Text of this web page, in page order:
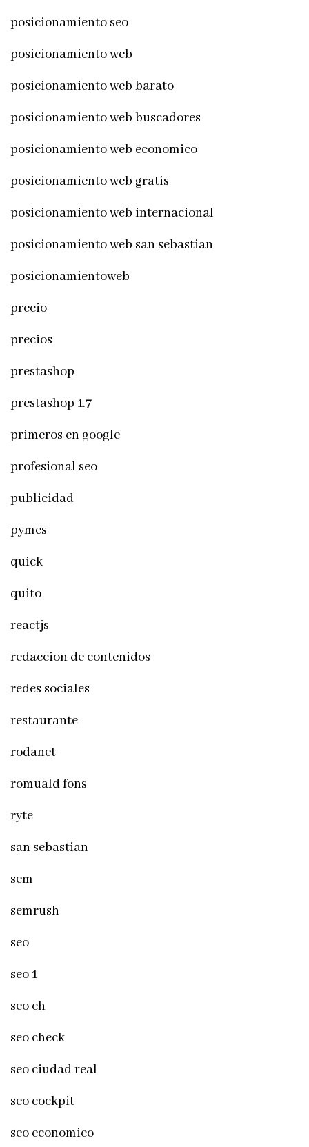
posicionamiento seo
posicionamiento web
posicionamiento web barato
posicionamiento web buscadores
posicionamiento web economico
posicionamiento web gratis
posicionamiento web internacional
posicionamiento web san sebastian
posicionamientoweb
precio
precios
prestashop
prestashop 1.7
primeros en google
profesional seo
publicidad
pymes
quick
quito
reactjs
redaccion de contenidos
redes sociales
restaurante
rodanet
romuald fons
ryte
san sebastian
sem
semrush
seo
seo 1
seo ch
seo check
seo ciudad real
seo cockpit
seo economico